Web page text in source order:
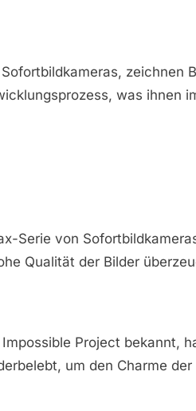
zeichnen
was ihnen
Serie von
Qualität der Bilder
Project bekannt,
um den Charme